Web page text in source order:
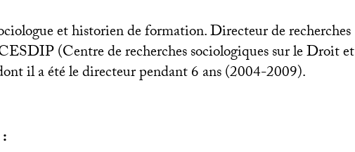
et historien de formation. Directeur de recherches
(Centre de recherches sociologiques sur le Droit et
il a été le directeur pendant 6 ans (2004-2009).